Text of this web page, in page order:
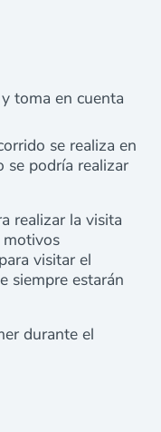
toma en cuenta
se realiza en
se podría realizar
realizar la visita
motivos
visitar el
siempre estarán
durante el